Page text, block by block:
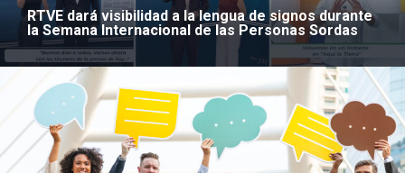
RTVE dará visibilidad a la lengua de signos durante
la Semana Internacional de las Personas Sordas